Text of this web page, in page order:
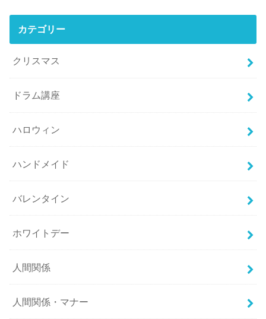
カテゴリー
クリスマス
ドラム講座
ハロウィン
ハンドメイド
バレンタイン
ホワイトデー
人間関係
人間関係・マナー